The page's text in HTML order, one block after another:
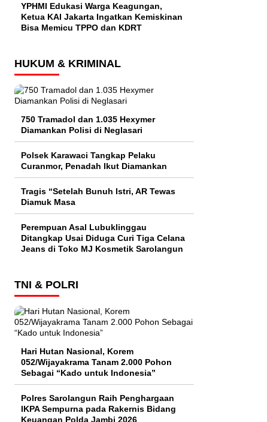
YPHMI Edukasi Warga Keagungan,
Ketua KAI Jakarta Ingatkan Kemiskinan
Bisa Memicu TPPO dan KDRT
HUKUM & KRIMINAL
750 Tramadol dan 1.035 Hexymer
Diamankan Polisi di Neglasari
Polsek Karawaci Tangkap Pelaku
Curanmor, Penadah Ikut Diamankan
Tragis “Setelah Bunuh Istri, AR Tewas
Diamuk Masa
Perempuan Asal Lubuklinggau
Ditangkap Usai Diduga Curi Tiga Celana
Jeans di Toko MJ Kosmetik Sarolangun
TNI & POLRI
Hari Hutan Nasional, Korem
052/Wijayakrama Tanam 2.000 Pohon
Sebagai “Kado untuk Indonesia”
Polres Sarolangun Raih Penghargaan
IKPA Sempurna pada Rakernis Bidang
Keuangan Polda Jambi 2026